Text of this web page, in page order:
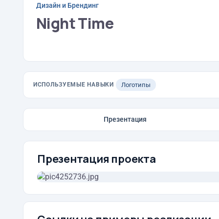
Дизайн и Брендинг
Night Time
ИСПОЛЬЗУЕМЫЕ НАВЫКИ Логотипы
Презентация
Презентация проекта